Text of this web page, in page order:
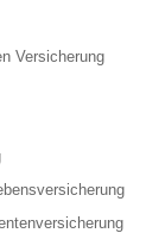
Versicherung